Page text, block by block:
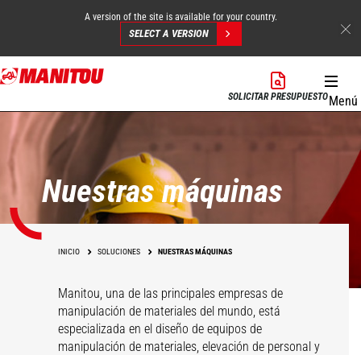
Pasar
al
principal
A version of the site is available for your country.
SELECT A VERSION
SOLICITAR PRESUPUESTOMenú
Nuestras máquinas
INICIO SOLUCIONES NUESTRAS MÁQUINAS
Manitou, una de las principales empresas de
manipulación de materiales del mundo, está
especializada en el diseño de equipos de
manipulación de materiales, elevación de personal y